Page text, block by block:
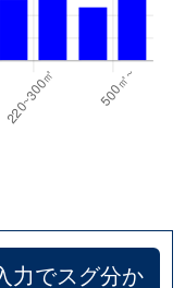
力でスグ分か